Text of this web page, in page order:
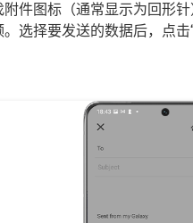
件图标（通常显示为回形
选择要发送的数据后，点